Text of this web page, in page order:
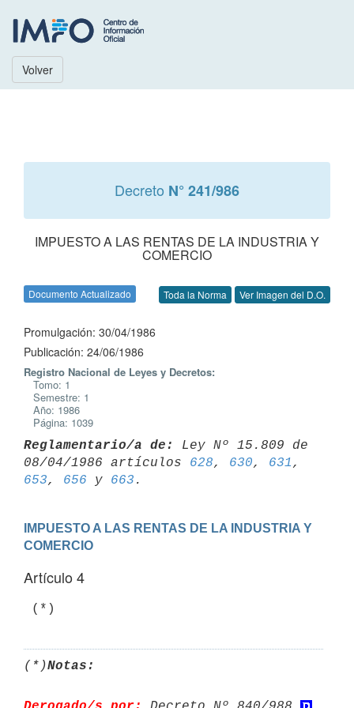
Volver
Decreto N° 241/986
IMPUESTO A LAS RENTAS DE LA INDUSTRIA Y
COMERCIO
Documento Actualizado Toda la Norma Ver Imagen del D.O.
Promulgación: 30/04/1986
Publicación: 24/06/1986
Registro Nacional de Leyes y Decretos:
Tomo: 1
Semestre: 1
Año: 1986
Página: 1039
Reglamentario/a de:
Ley Nº 15.809 de
08/04/1986 artículos 628, 630, 631 ,
653, 656 y 663
IMPUESTO A LAS RENTAS DE LA INDUSTRIA Y
COMERCIO
Artículo 4
(*)Notas: